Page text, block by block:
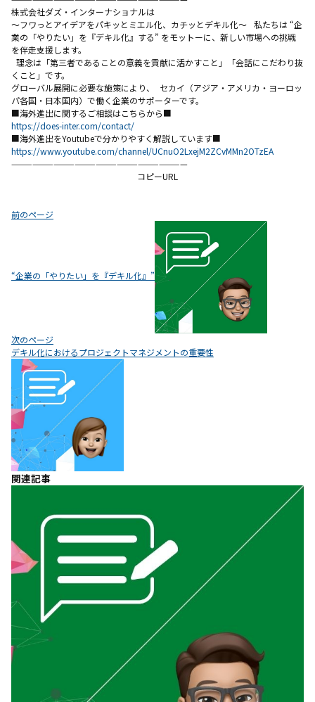
株式会社ダズ・インターナショナルは
〜フワっとアイデアをパキッとミエル化、カチッとデキル化〜 私たちは “企
業の「やりたい」を『デキル化』する” をモットーに、新しい市場への挑戦
を伴走支援します。
理念は「第三者であることの意義を貢献に活かすこと」「会話にこだわり抜
くこと」です。
グローバル展開に必要な施策により、 セカイ（アジア・アメリカ・ヨーロッ
パ各国・日本国内）で働く企業のサポーターです。
■海外進出に関するご相談はこちらから■
https://does-inter.com/contact/
■海外進出をYoutubeで分かりやすく解説しています■
https://www.youtube.com/channel/UCnuO2LxejM2ZCvMMn2OTzEA
—————————————————————————
コピーURL
投
ゲ
ョ
ン
前のページ
“企業の「やりたい」を『デキル化』”
次のページ
デキル化におけるプロジェクトマネジメントの重要性
関連記事